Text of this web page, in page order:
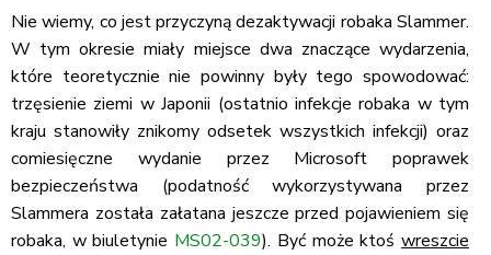
Nie wiemy, co jest przyczyną dezaktywacji robaka Slammer.
W tym okresie miały miejsce dwa znaczące wydarzenia,
które teoretycznie nie powinny były tego spowodować:
trzęsienie ziemi w Japonii (ostatnio infekcje robaka w tym
kraju stanowiły znikomy odsetek wszystkich infekcji) oraz
comiesięczne wydanie przez Microsoft poprawek
bezpieczeństwa (podatność wykorzystywana przez
Slammera została załatana jeszcze przed pojawieniem się
robaka, w biuletynie MS02-039). Być może ktośwreszcie